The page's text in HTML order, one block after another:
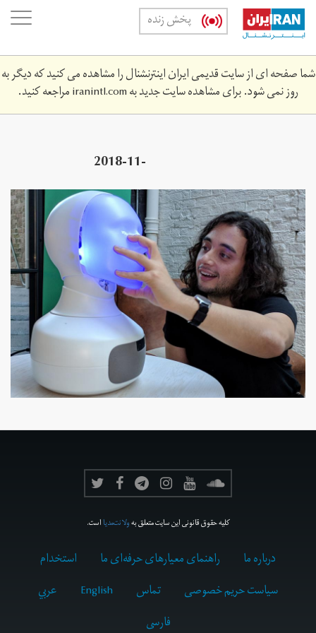
Skip
main
content
پخش زنده
شما صفحه ای از سایت قدیمی ایران اینترنشنال را مشاهده می کنید که دیگر به
روز نمی شود. برای مشاهده سایت جدید بهiranintl.comمراجعه کنید.
2018-11-
robot-mask.jpg
کلیه حقوق قانونی این سایت متعلق بهولانت‌مدیااست.
درباره ما راهنمای معیارهای حرفه‌ای ما
استخدام
سیاست حریم خصوصی
تماس English
عربي
فارسى